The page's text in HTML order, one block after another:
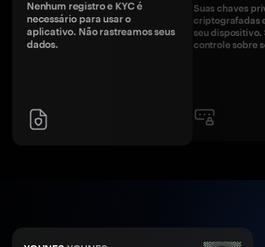
Nenhum registro e KYC é
necessário para usar o
aplicativo. Não rastreamos seus
dados.
Suas chaves
criptografadas
seu dispositivo.
controle sobre